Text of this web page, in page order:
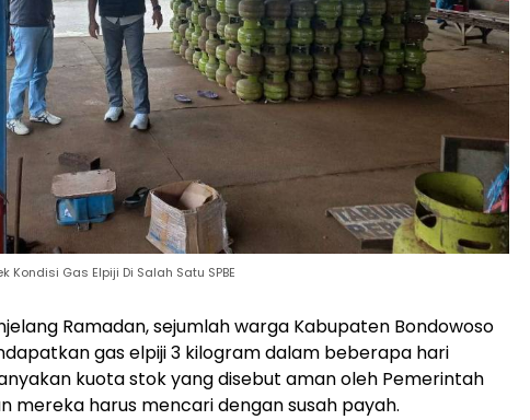
Gas Elpiji Di Salah Satu SPBE
Ramadan, sejumlah warga Kabupaten Bondowoso
gas elpiji 3 kilogram dalam beberapa hari
kuota stok yang disebut aman oleh Pemerintah
mereka harus mencari dengan susah payah.